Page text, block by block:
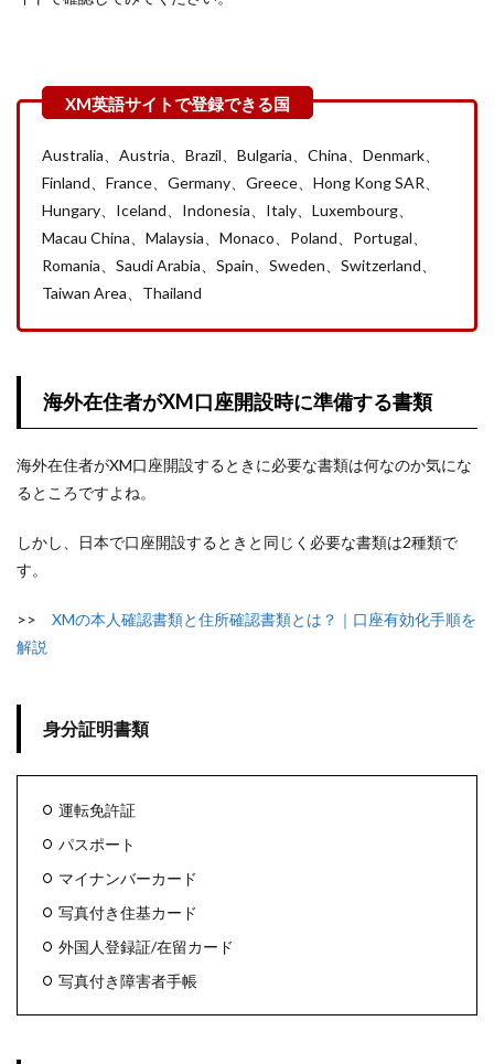
Australia、Austria、Brazil、Bulgaria、China、Denmark、
Finland、France、Germany、Greece、Hong Kong SAR、
Hungary、Iceland、Indonesia、Italy、Luxembourg、
Macau China、Malaysia、Monaco、Poland、Portugal、
Romania、Saudi Arabia、Spain、Sweden、Switzerland、
Taiwan Area、Thailand
海外在住者がXM口座開設時に準備する書類
海外在住者がXM口座開設するときに必要な書類は何なのか気にな
るところですよね。
しかし、日本で口座開設するときと同じく必要な書類は2種類で
す。
>> XMの本人確認書類と住所確認書類とは？｜口座有効化手順を
解説
身分証明書類
運転免許証
パスポート
マイナンバーカード
写真付き住基カード
外国人登録証/在留カード
写真付き障害者手帳